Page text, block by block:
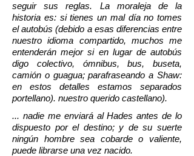
seguir sus reglas. La moraleja de la
historia es: si tienes un mal día no tomes
el autobús (debido a esas diferencias entre
nuestro idioma compartido, muchos me
entenderán mejor si en lugar de autobús
digo colectivo, ómnibus, bus, buseta,
camión o guagua; parafraseando a Shaw:
en estos detalles estamos separados
portellano). nuestro querido castellano).
... nadie me enviará al Hades antes de lo
dispuesto por el destino; y de su suerte
ningún hombre sea cobarde o valiente,
puede librarse una vez nacido.